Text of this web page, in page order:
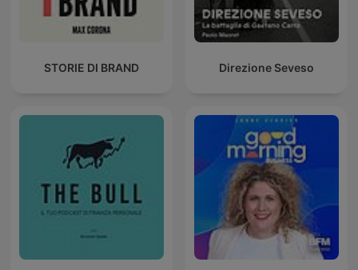
STORIE DI BRAND Direzione Seveso